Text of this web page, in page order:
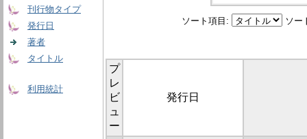
刊行物タイプ
発行日
著者
タイトル
利用統計
ソート項目: ソー
プ
レ
ビ
ュ
ー
発行日